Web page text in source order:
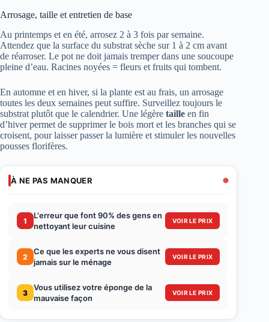
Arrosage, taille et entretien de base
Au printemps et en été, arrosez 2 à 3 fois par semaine.
Attendez que la surface du substrat sèche sur 1 à 2 cm avant
de réarroser. Le pot ne doit jamais tremper dans une soucoupe
pleine d’eau. Racines noyées = fleurs et fruits qui tombent.
En automne et en hiver, si la plante est au frais, un arrosage
toutes les deux semaines peut suffire. Surveillez toujours le
substrat plutôt que le calendrier. Une légère taille en fin
d’hiver permet de supprimer le bois mort et les branches qui se
croisent, pour laisser passer la lumière et stimuler les nouvelles
pousses florifères.
À NE PAS MANQUER
1
L'erreur que font 90% des gens en
nettoyant leur cuisine
VOIR LE PRIX
2
Ce que les experts ne vous disent
jamais sur le ménage
VOIR LE PRIX
3
Vous utilisez votre éponge de la
mauvaise façon
VOIR LE PRIX